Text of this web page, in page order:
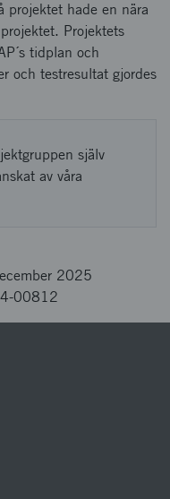
projektet hade en nära
Projektets
tidplan och
och testresultat gjordes
själv
av våra
2025
00812